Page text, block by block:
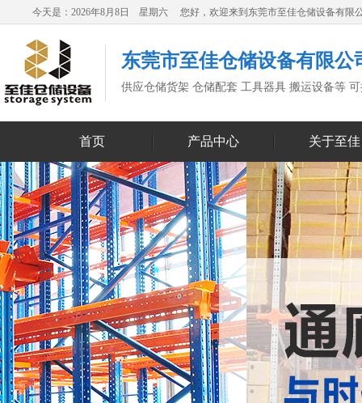
今天是：2026年8月8日 星期六 您好，欢迎来到东莞市至佳仓储设备有限
东莞市至佳仓储设备有限公
供应仓储货架 仓储配套 工具器具 搬运设备等
首页 产品中心 关于至佳